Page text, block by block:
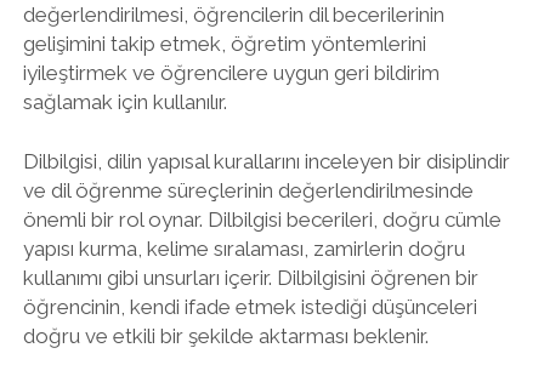
değerlendirilmesi, öğrencilerin dil becerilerinin
gelişimini takip etmek, öğretim yöntemlerini
iyileştirmek ve öğrencilere uygun geri bildirim
sağlamak için kullanılır.
Dilbilgisi, dilin yapısal kurallarını inceleyen bir disiplindir
ve dil öğrenme süreçlerinin değerlendirilmesinde
önemli bir rol oynar. Dilbilgisi becerileri, doğru cümle
yapısı kurma, kelime sıralaması, zamirlerin doğru
kullanımı gibi unsurları içerir. Dilbilgisini öğrenen bir
öğrencinin, kendi ifade etmek istediği düşünceleri
doğru ve etkili bir şekilde aktarması beklenir.